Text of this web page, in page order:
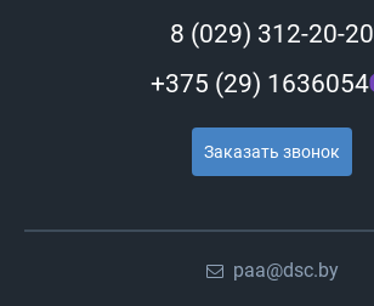
8 (029) 312-20-20
+375 (29) 1636054
Заказать звонок
paa@dsc.by